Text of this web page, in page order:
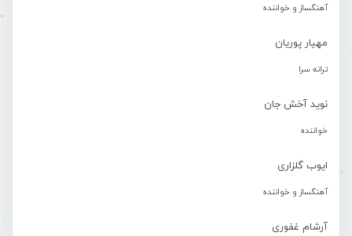
آهنگساز و خواننده
مهیار پوریان
ترانه سرا
نوید آخش جان
خواننده
ایوب گلزاری
آهنگساز و خواننده
آرشام غفوری